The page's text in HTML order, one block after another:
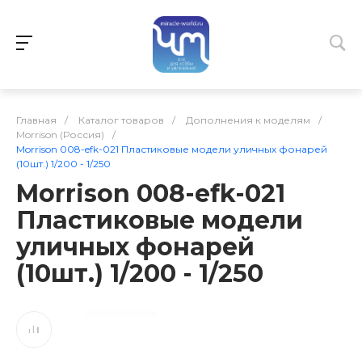
Главная / Каталог товаров / Дополнения к моделям
/
Morrison (Россия)
/
Morrison 008-efk-021 Пластиковые модели уличных фонарей
(10шт.) 1/200 - 1/250
Morrison 008-efk-021
Пластиковые модели
уличных фонарей
(10шт.) 1/200 - 1/250